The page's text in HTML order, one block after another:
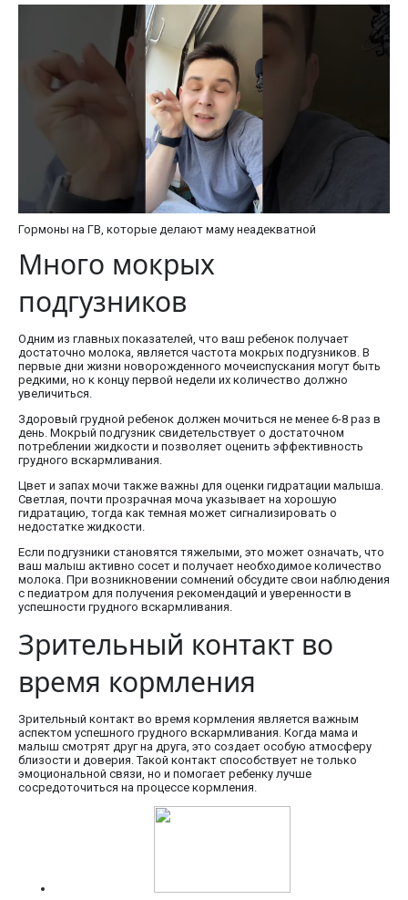
Гормоны на ГВ, которые делают маму неадекватной
Много мокрых
подгузников
Одним из главных показателей, что ваш ребенок получает
достаточно молока, является частота мокрых подгузников. В
первые дни жизни новорожденного мочеиспускания могут быть
редкими, но к концу первой недели их количество должно
увеличиться.
Здоровый грудной ребенок должен мочиться не менее 6-8 раз в
день. Мокрый подгузник свидетельствует о достаточном
потреблении жидкости и позволяет оценить эффективность
грудного вскармливания.
Цвет и запах мочи также важны для оценки гидратации малыша.
Светлая, почти прозрачная моча указывает на хорошую
гидратацию, тогда как темная может сигнализировать о
недостатке жидкости.
Если подгузники становятся тяжелыми, это может означать, что
ваш малыш активно сосет и получает необходимое количество
молока. При возникновении сомнений обсудите свои наблюдения
с педиатром для получения рекомендаций и уверенности в
успешности грудного вскармливания.
Зрительный контакт во
время кормления
Зрительный контакт во время кормления является важным
аспектом успешного грудного вскармливания. Когда мама и
малыш смотрят друг на друга, это создает особую атмосферу
близости и доверия. Такой контакт способствует не только
эмоциональной связи, но и помогает ребенку лучше
сосредоточиться на процессе кормления.